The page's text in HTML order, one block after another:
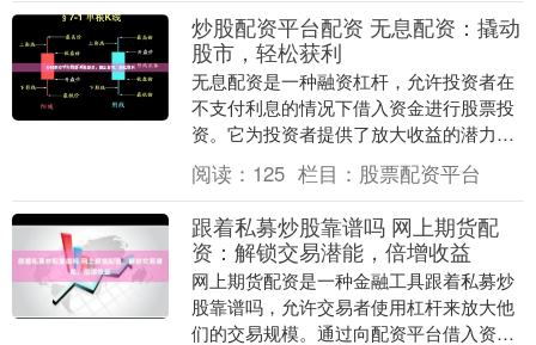
炒股配资平台配资 无息配资：撬动
股市，轻松获利
无息配资是一种融资杠杆，允许投资者在
不支付利息的情况下借入资金进行股票投
资。它为投资者提供了放大收益的潜力，
同时降低了风险。 1. 多样化的投资机会：
期货和股票....
阅读： 125 栏目： 股票配资平台
跟着私募炒股靠谱吗 网上期货配
资：解锁交易潜能，倍增收益
网上期货配资是一种金融工具跟着私募炒
股靠谱吗，允许交易者使用杠杆来放大他
们的交易规模。通过向配资平台借入资